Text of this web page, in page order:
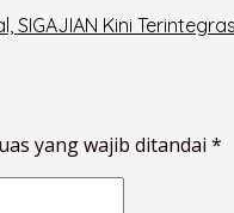
Kini
yang wajib ditandai *